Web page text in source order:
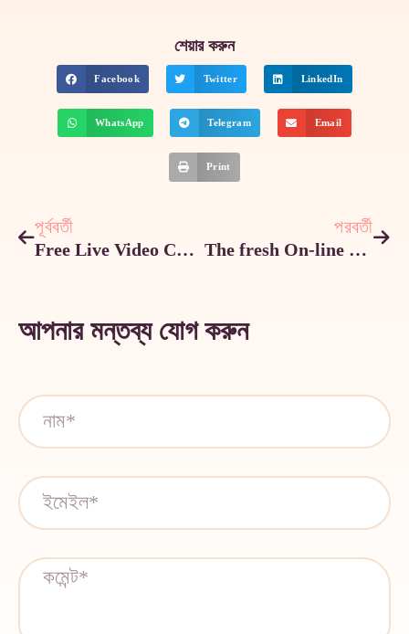
শেয়ার করুন
Facebook Twitter LinkedIn
WhatsApp Telegram Email
Print
পূর্ববর্তী
Free Live Video Chat And Online Chat Rooms
পরবর্তী
The fresh On-line casino Internet sites 2025 Read the Newest Casinos
আপনার মন্তব্য যোগ করুন